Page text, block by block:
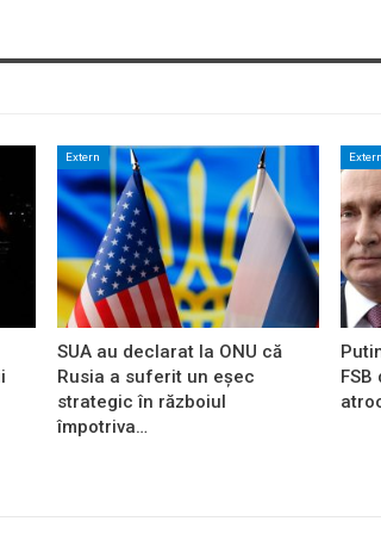
Extern
SUA au declarat la ONU că
Rusia a suferit un eșec
strategic în războiul
împotriva…
Extern